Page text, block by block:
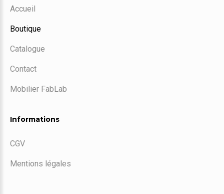
Accueil
Boutique
Catalogue
Contact
Mobilier FabLab
Informations
CGV
Mentions légales